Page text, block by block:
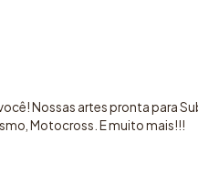
Nossas artes pronta para
Motocross. E muito mais!!!